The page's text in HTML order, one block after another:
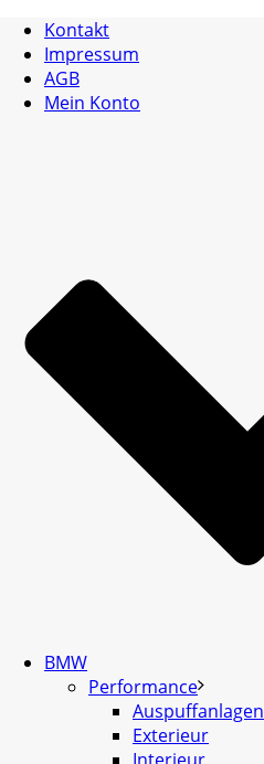
Kontakt
Impressum
AGB
Mein Konto
BMW
Performance
Auspuffanlagen
Exterieur